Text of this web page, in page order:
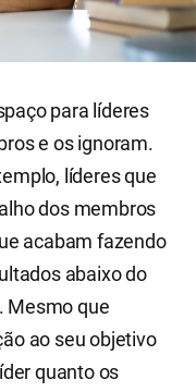
para líderes
e os ignoram.
líderes que
dos membros
acabam fazendo
abaixo do
Mesmo que
ao seu objetivo
quanto os